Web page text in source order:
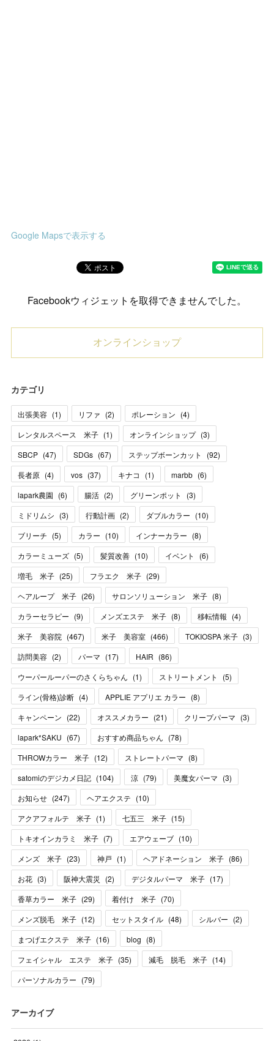
Google Mapsで表示する
Facebookウィジェットを取得できませんでした。
オンラインショップ
カテゴリ
出張美容 (1) リファ (2) ポレーション (4)
レンタルスペース 米子 (1) オンラインショップ (3)
SBCP (47) SDGs (67) ステップボーンカット (92)
長者原 (4) vos (37) キナコ (1) marbb (6)
lapark農園 (6) 腸活 (2) グリーンポット (3)
ミドリムシ (3) 行動計画 (2) ダブルカラー (10)
ブリーチ (5) カラー (10) インナーカラー (8)
カラーミューズ (5) 髪質改善 (10) イベント (6)
増毛 米子 (25) フラエク 米子 (29)
ヘアループ 米子 (26) サロンソリューション 米子 (8)
カラーセラピー (9) メンズエステ 米子 (8) 移転情報 (4)
米子 美容院 (467) 米子 美容室 (466) TOKIOSPA 米子 (3)
訪問美容 (2) パーマ (17) HAIR (86)
ウーパールーパーのさくらちゃん (1) ストリートメント (5)
ライン(骨格)診断 (4) APPLIE アプリエ カラー (8)
キャンペーン (22) オススメカラー (21) クリープパーマ (3)
lapark*SAKU (67) おすすめ商品ちゃん (78)
THROWカラー 米子 (12) ストレートパーマ (8)
satomiのデジカメ日記 (104) 涼 (79) 美魔女パーマ (3)
お知らせ (247) ヘアエクステ (10)
アクアフォルテ 米子 (1) 七五三 米子 (15)
トキオインカラミ 米子 (7) エアウェーブ (10)
メンズ 米子 (23) 神戸 (1) ヘアドネーション 米子 (86)
お花 (3) 阪神大震災 (2) デジタルパーマ 米子 (17)
香草カラー 米子 (29) 着付け 米子 (70)
メンズ脱毛 米子 (12) セットスタイル (48) シルバー (2)
まつげエクステ 米子 (16) blog (8)
フェイシャル エステ 米子 (35) 減毛 脱毛 米子 (14)
パーソナルカラー (79)
アーカイブ